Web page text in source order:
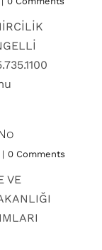
| 0 Comments
VE